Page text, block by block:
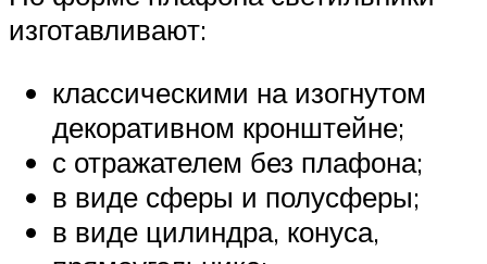
изготавливают:
классическими на изогнутом
декоративном кронштейне;
с отражателем без плафона;
в виде сферы и полусферы;
в виде цилиндра, конуса,